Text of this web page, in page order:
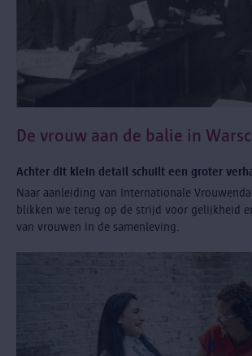
De vrouw aan de balie in
Achter dit klein detail schuilt een groter
Naar aanleiding van Internationale
blikken we terug op de strijd voor gelijkheid
van vrouwen in de samenleving.